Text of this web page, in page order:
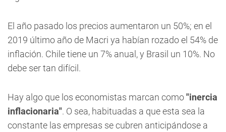
El año pasado los precios aumentaron un 50%; en el
2019 último año de Macri ya habían rozado el 54% de
inflación. Chile tiene un 7% anual, y Brasil un 10%. No
debe ser tan difícil.
Hay algo que los economistas marcan como"inercia
inflacionaria". O sea, habituadas a que esta sea la
constante las empresas se cubren anticipándose a